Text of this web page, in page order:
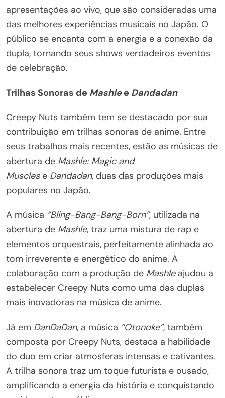
apresentações ao vivo, que são consideradas uma
das melhores experiências musicais no Japão. O
público se encanta com a energia e a conexão da
dupla, tornando seus shows verdadeiros eventos
de celebração.
Trilhas Sonoras de Mashlee Dandadan
Creepy Nuts também tem se destacado por sua
contribuição em trilhas sonoras de anime. Entre
seus trabalhos mais recentes, estão as músicas de
abertura de Mashle: Magic and
Musclese Dandadan, duas das produções mais
populares no Japão.
A música “Bling-Bang-Bang-Born”, utilizada na
abertura de Mashle, traz uma mistura de rap e
elementos orquestrais, perfeitamente alinhada ao
tom irreverente e energético do anime. A
colaboração com a produção de Mashleajudou a
estabelecer Creepy Nuts como uma das duplas
mais inovadoras na música de anime.
Já em DanDaDan, a música “Otonoke”, também
composta por Creepy Nuts, destaca a habilidade
do duo em criar atmosferas intensas e cativantes.
A trilha sonora traz um toque futurista e ousado,
amplificando a energia da história e conquistando